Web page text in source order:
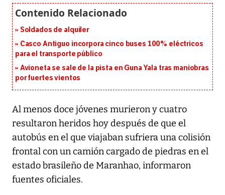
Soldados de alquiler
Casco Antiguo incorpora cinco buses 100% eléctricos
para el transporte público
Avioneta se sale de la pista en Guna Yala tras maniobras
por fuertes vientos
Al menos doce jóvenes murieron y cuatro
resultaron heridos hoy después de que el
autobús en el que viajaban sufriera una colisión
frontal con un camión cargado de piedras en el
estado brasileño de Maranhao, informaron
fuentes oficiales.